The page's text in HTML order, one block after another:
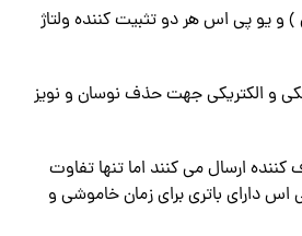
) و یو پی اس هر دو تثبیت کننده ولتاژ
و الکتریکی جهت حذف نوسان و نویز
ارسال می کنند اما تنها تفاوت
اس دارای باتری برای زمان خاموشی و